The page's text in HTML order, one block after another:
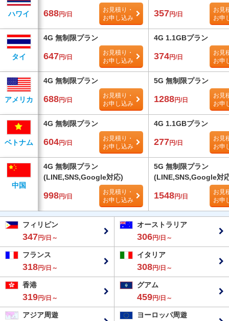
ハワイ 688円/日
お見積り・
お申し込み
357円/日
お見
お申
タイ
4G 無制限プラン
647円/日
お見積り・
お申し込み
4G 1.1GBプラン
374円/日
お見
お申
アメリカ
4G 無制限プラン
688円/日
お見積り・
お申し込み
5G 無制限プラン
1288円/日
お見
お申
ベトナム
4G 無制限プラン
604円/日
お見積り・
お申し込み
4G 1.1GBプラン
277円/日
お見
お申
中国
4G 無制限プラン
(LINE,SNS,Google対応)
998円/日
お見積り・
お申し込み
5G 無制限プラン
(LINE,SNS,Google対
1548円/日
お見
お申
フィリピン
347円/日～
オーストラリア
306円/日～
フランス
318円/日～
イタリア
308円/日～
香港
319円/日～
グアム
459円/日～
アジア周遊 ヨーロッパ周遊